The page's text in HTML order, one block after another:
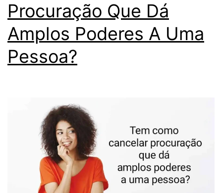
Procuração Que Dá
Amplos Poderes A Uma
Pessoa?